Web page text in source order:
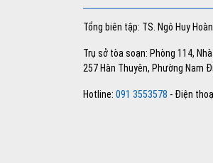
Tổng biên tập: TS. Ngô Huy
Trụ sở tòa soạn: Phòng 114,
257 Hàn Thuyên, Phường Nam
Hotline: 091 3553578 - Điện